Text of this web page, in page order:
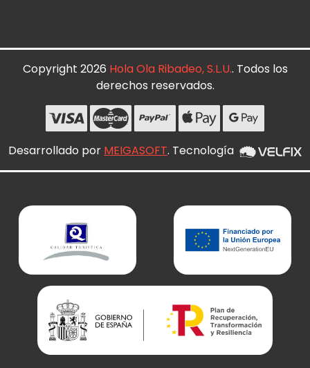
Copyright 2026 Hola Ola Ribadeo, S.L.U.. Todos los
derechos reservados.
Desarrollado por MEIGASOFT. Tecnología